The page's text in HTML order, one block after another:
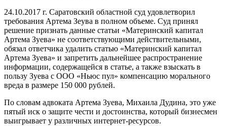
24.10.2017 г. Саратовский областной суд удовлетворил
требования Артема Зеува в полном объеме. Суд принял
решение признать данные статьи «Материнский капитал
Артема Зуева» не соответствующими действительными,
обязал ответчика удалить статью «Материнский капитал
Артема Зуева» и запретить дальнейшее распространение
информации, содержащейся в статье, а также взыскать в
пользу Зуева с ООО «Ньюс пул» компенсацию морального
вреда в размере 150 000 рублей.
По словам адвоката Артема Зуева, Михаила Дудина, это уже
пятый иск о защите чести и достоинства, который бизнесмен
выигрывает у различных интернет-ресурсов.